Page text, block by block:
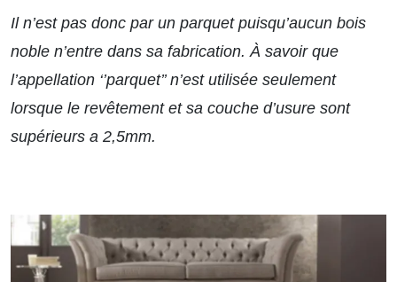
Il n’est pas donc par un parquet puisqu’aucun bois
noble n’entre dans sa fabrication. À savoir que
l’appellation ‘’parquet’’ n’est utilisée seulement
lorsque le revêtement et sa couche d’usure sont
supérieurs a 2,5mm.